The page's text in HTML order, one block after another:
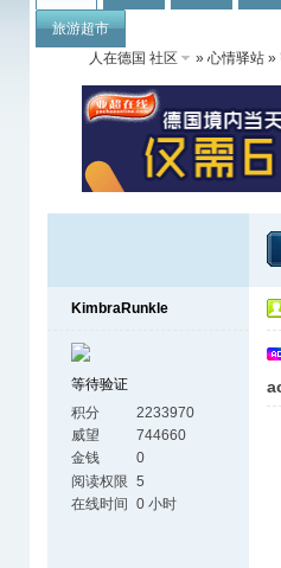
旅游超市
人在德国 社区
» 心情驿站 »
KimbraRunkle
等待验证
积分
2233970
威望
744660
金钱
0
阅读权限 5
在线时间 0 小时